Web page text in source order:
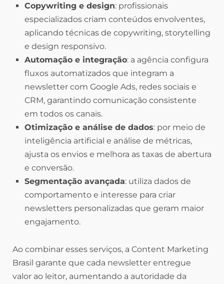
Copywriting e design: profissionais
especializados criam conteúdos envolventes,
aplicando técnicas de copywriting, storytelling
e design responsivo.
Automação e integração: a agência configura
fluxos automatizados que integram a
newsletter com Google Ads, redes sociais e
CRM, garantindo comunicação consistente
em todos os canais.
Otimização e análise de dados: por meio de
inteligência artificial e análise de métricas,
ajusta os envios e melhora as taxas de abertura
e conversão.
Segmentação avançada: utiliza dados de
comportamento e interesse para criar
newsletters personalizadas que geram maior
engajamento.
Ao combinar esses serviços, a Content Marketing
Brasil garante que cada newsletter entregue
valor ao leitor, aumentando a autoridade da